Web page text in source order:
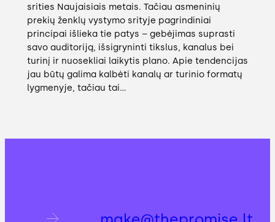
srities Naujaisiais metais. Tačiau asmeninių
prekių ženklų vystymo srityje pagrindiniai
principai išlieka tie patys – gebėjimas suprasti
savo auditoriją, išsigryninti tikslus, kanalus bei
turinį ir nuosekliai laikytis plano. Apie tendencijas
jau būtų galima kalbėti kanalų ar turinio formatų
lygmenyje, tačiau tai…